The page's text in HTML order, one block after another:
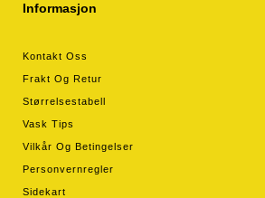
Informasjon
Kontakt Oss
Frakt Og Retur
Størrelsestabell
Vask Tips
Vilkår Og Betingelser
Personvernregler
Sidekart